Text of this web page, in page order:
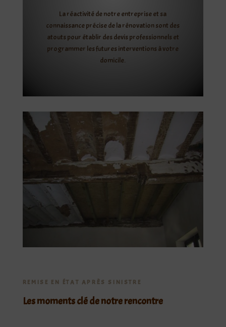
La réactivité de notre entreprise et sa
connaissance précise de la rénovation sont des
atouts pour établir des devis professionnels et
programmer les futures interventions à votre
domicile.
REMISE EN ÉTAT APRÈS SINISTRE
Les moments clé de notre rencontre